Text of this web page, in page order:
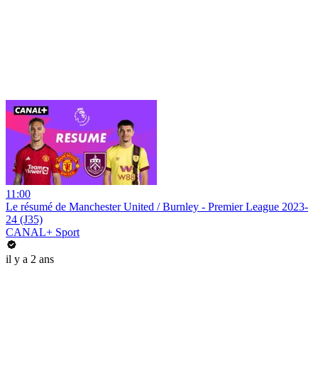
11:00
Le résumé de Manchester United / Burnley - Premier League 2023-
24 (J35)
CANAL+ Sport
il y a 2 ans